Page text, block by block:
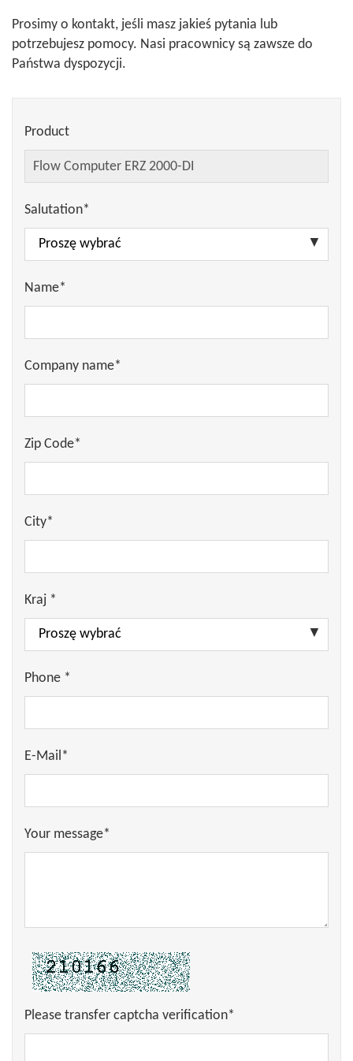
Prosimy o kontakt, jeśli masz jakieś pytania lub
potrzebujesz pomocy. Nasi pracownicy są zawsze do
Państwa dyspozycji.
Product
Salutation*
Name*
Company name*
Zip Code*
City*
Kraj *
Phone *
E-Mail*
Your message*
Please transfer captcha verification*